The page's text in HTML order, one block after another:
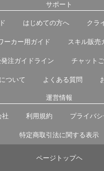
サポート
はじめての方へ クラ
ーカー用ガイド スキル販売
注ガイドライン チャット
ついて よくある質問
運営情報
社 利用規約 プライバ
特定商取引法に関する表示
ページトップヘ